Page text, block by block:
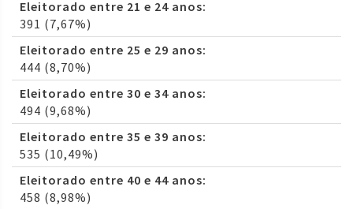
Eleitorado entre 21 e 24 anos:
391 (7,67%)
Eleitorado entre 25 e 29 anos:
444 (8,70%)
Eleitorado entre 30 e 34 anos:
494 (9,68%)
Eleitorado entre 35 e 39 anos:
535 (10,49%)
Eleitorado entre 40 e 44 anos:
458 (8,98%)